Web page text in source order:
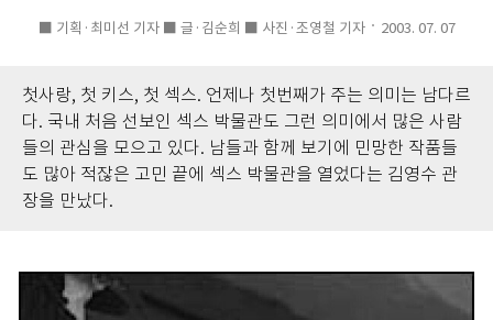
■ 기획·최미선 기자 ■ 글·김순희 ■ 사진·조영철 기자 2003. 07. 07
첫사랑, 첫 키스, 첫 섹스. 언제나 첫번째가 주는 의미는 남다르
다. 국내 처음 선보인 섹스 박물관도 그런 의미에서 많은 사람
들의 관심을 모으고 있다. 남들과 함께 보기에 민망한 작품들
도 많아 적잖은 고민 끝에 섹스 박물관을 열었다는 김영수 관
장을 만났다.